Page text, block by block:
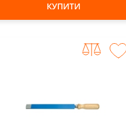
КУПИТИ